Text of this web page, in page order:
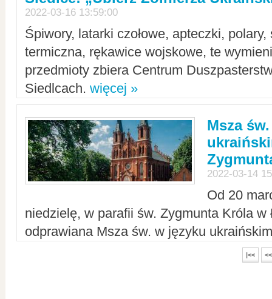
2022-03-16 13:59:00
Śpiwory, latarki czołowe, apteczki,
termiczna, rękawice wojskowe, te
przedmioty zbiera Centrum
Siedlcach. więcej »
Msza
2022-03-14
Od 20
niedzielę, w parafii św. Zygmunta Króla w
odprawiana Msza św. w języku
|<< <<